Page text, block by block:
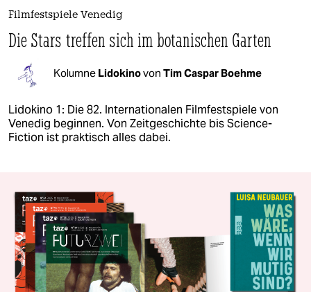
Filmfestspiele Venedig
Die Stars treffen sich im botanischen Garten
Kolumne Lidokinovon Tim Caspar Boehme
Lidokino 1: Die 82. Internationalen Filmfestspiele von
Venedig beginnen. Von Zeitgeschichte bis Science-
Fiction ist praktisch alles dabei.